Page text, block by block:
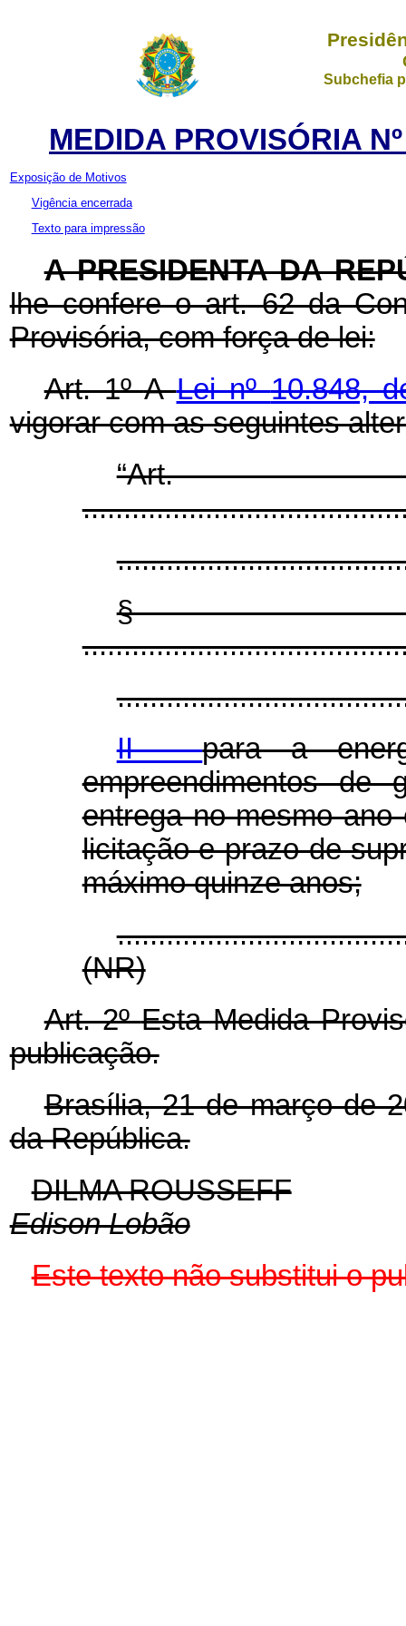
Subchefia
MEDIDA PROVISÓRIA
Exposição de Motivos
Vigência encerrada
Texto para impressão
A PRESIDENTA DA
lhe confere o art. 62 da
Provisória, com força de lei:
Art. 1ºALei nº10.848,
vigorar com as seguintes
§
II -para a
empreendimentos de
entrega no mesmo
licitação e prazo de
máximo quinze anos;
(NR)
Art. 2ºEsta Medida
publicação.
Brasília, 21 de março de
da República.
DILMA ROUSSEFF
Edison Lobão
Este texto não substitui o